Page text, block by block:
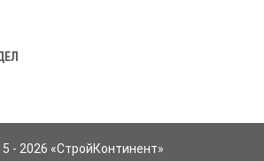
- 2026 «СтройКонтинент»